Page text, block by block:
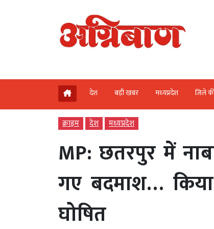
देश बड़ी खबर मध्‍यप्रदेश जिले
क्राइम देश मध्‍यप्रदेश
MP: छतरपुर में
गए बदमाश…
घोषित